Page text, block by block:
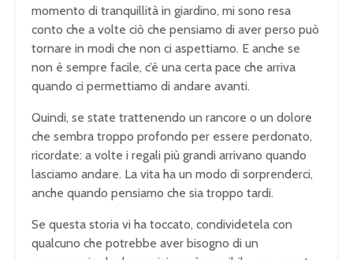
momento di tranquillità in giardino, mi sono resa
conto che a volte ciò che pensiamo di aver perso può
tornare in modi che non ci aspettiamo. E anche se
non è sempre facile, c’è una certa pace che arriva
quando ci permettiamo di andare avanti.
Quindi, se state trattenendo un rancore o un dolore
che sembra troppo profondo per essere perdonato,
ricordate: a volte i regali più grandi arrivano quando
lasciamo andare. La vita ha un modo di sorprenderci,
anche quando pensiamo che sia troppo tardi.
Se questa storia vi ha toccato, condividetela con
qualcuno che potrebbe aver bisogno di un